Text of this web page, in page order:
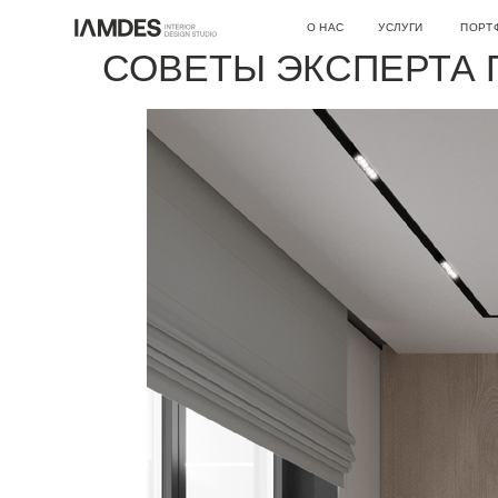
ПОРТФОЛИО
УСЛУГИ
О НАС
О СТУДИИ
КОНСУЛЬТАЦИИ
ИНЖЕНЕРНЫЕ ПРОЕКТЫ
РЕМОНТНЫЕ РАБОТЫ
АРХИТЕКТУРНОЕ
ДИЗАЙН ИНТЕРЬЕРА
СЕРЫЙ ЦВЕТ В
СОВЕТЫ